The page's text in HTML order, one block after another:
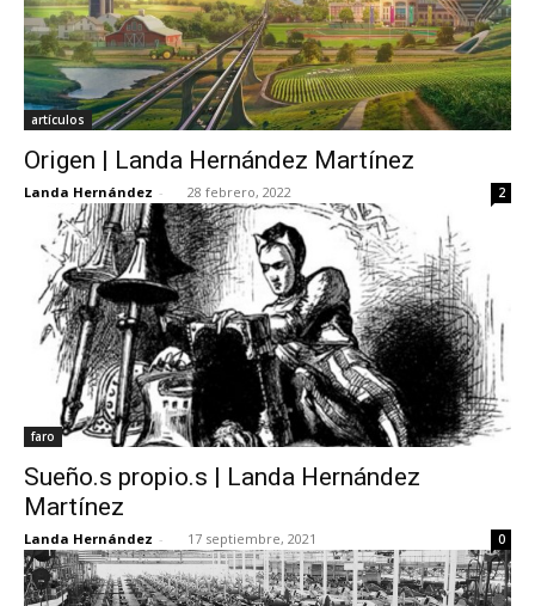
artículos
Origen | Landa Hernández Martínez
Landa Hernández - 28 febrero, 2022 2
faro
Sueño.s propio.s | Landa Hernández
Martínez
Landa Hernández - 17 septiembre, 2021 0